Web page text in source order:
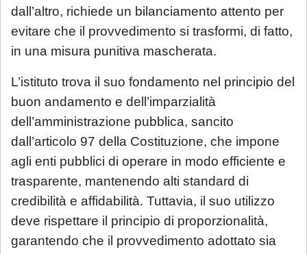
dall’altro, richiede un bilanciamento attento per
evitare che il provvedimento si trasformi, di fatto,
in una misura punitiva mascherata.
L’istituto trova il suo fondamento nel principio del
buon andamento e dell’imparzialità
dell’amministrazione pubblica, sancito
dall’articolo 97 della Costituzione, che impone
agli enti pubblici di operare in modo efficiente e
trasparente, mantenendo alti standard di
credibilità e affidabilità. Tuttavia, il suo utilizzo
deve rispettare il principio di proporzionalità,
garantendo che il provvedimento adottato sia